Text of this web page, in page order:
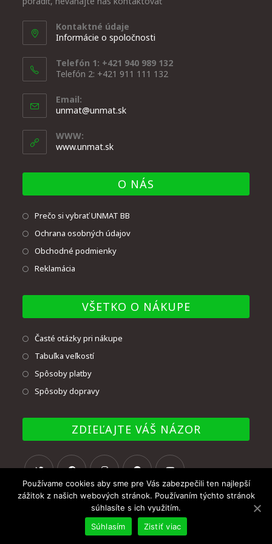
Kontaktné údaje
Informácie o spoločnosti
Telefón 1: +421 940 989 132
Telefón 2: +421 911 111 132
Email:
unmat@unmat.sk
WWW:
www.unmat.sk
O NÁS
Prečo si vybrať UNMAT BB
Ochrana osobných údajov
Obchodné podmienky
Reklamácia
VŠETKO O NÁKUPE
Časté otázky pri nákupe
Tabuľka veľkostí
Spôsoby platby
Spôsoby dopravy
ZDIEĽAJTE VÁŠ NÁZOR
© Copyright - UNMAT BB, s.r.o. 2020
Používame cookies aby sme pre Vás zabezpečili ten najlepší
zážitok z našich webových stránok. Používaním týchto stránok
súhlasíte s ich využitím.
Súhlasím
Zistiť viac